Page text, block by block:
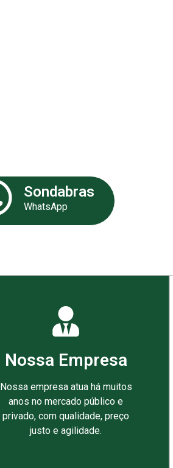
Sondabras
WhatsApp
Nossa Empresa
Nossa empresa atua há muitos
anos no mercado público e
privado, com qualidade, preço
justo e agilidade.